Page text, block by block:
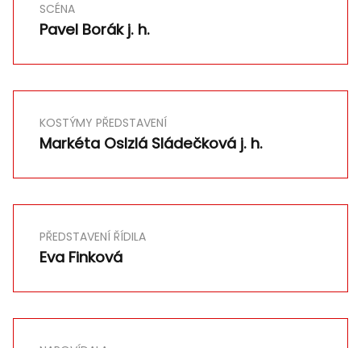
SCÉNA
Pavel Borák j. h.
KOSTÝMY PŘEDSTAVENÍ
Markéta Oslzlá Sládečková j. h.
PŘEDSTAVENÍ ŘÍDILA
Eva Finková